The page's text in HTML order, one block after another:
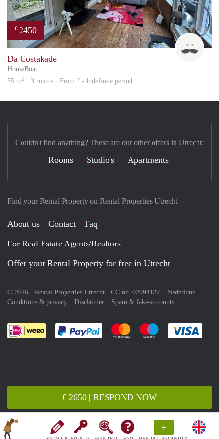
+
€ 2650 | RESPOND NOW
€ 2450
Da Costakade
HouseBoat
55 m2 · 3 rooms · From ? - Indefinite period
Find your Rental Property on Rental Properties Utrecht
About us Contact
Faq
For Real Estate Agents/Realtors
Offer your Rental Property for free in Utrecht
© 2026 - Rental Properties Utrecht - CC no. 02094127 – Nederland
Conditions & privacy
Disclaimer Spam & fake-accounts
Pay easily with :payment method
Pay easily with :payment
Pay easily with
Couldn't find anything? These are our other offers in Utrecht:
Rooms Studio's Apartments